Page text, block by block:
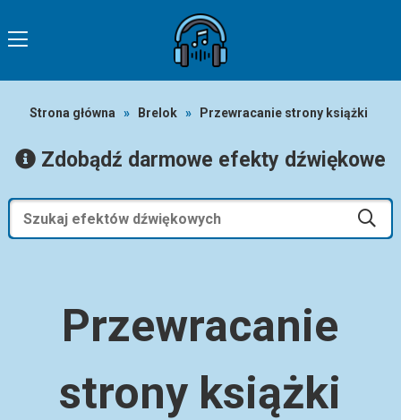
Strona główna » Brelok » Przewracanie strony książki
Zdobądź darmowe efekty dźwiękowe
Przewracanie
strony książki